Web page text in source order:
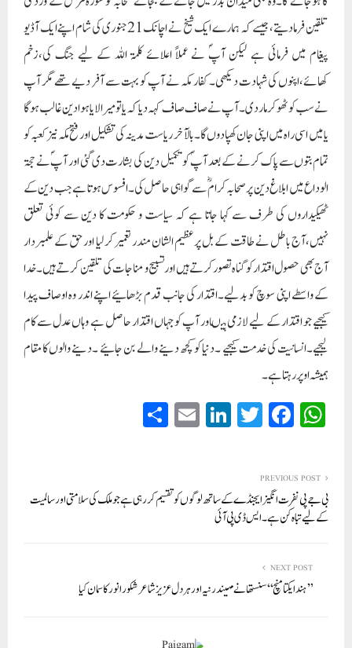
تلقین فرمادیتے ،جیسے کہ ہمارے ایک شیخ نے اچانک 21جنوری کی شام اپنے ایک آڈیو
پیغام میں فرمائی ہے لیکن آپؐ نے عملاً اعلائے کلمۃ اللہ کے لیے جنگ کی،زخم
کھائے،اپنوں کی شہادت دیکھی۔کفار مکہ نے آپ کو بہت سے آفر دیے تھے مگر آپ
نے سب کو ٹھوکر ماردی۔آپ نے صاف صاف کہہ دیا کہ یا تو میرا لایا ہوا دین غالب ہوگا
یا میں اسی راہ میں اپنی جان کھپا دوں گا۔بالآخر ریاست مدینہ کی تشکیل اور فتح مکہ نیز کعبہ کو
تمام بتوں سے پاک کرنے کے بعد آپؐ کو تکمیل دین کی بشارت دی گئی اور آپؐ نے حجۃ
الوداع میں ابلاغ دین پر صحابہ کرامؓ سے گواہی حاصل کی۔افسوس ہوتا ہے جب دین کے
ٹھیکیداروں کی طرف سے کہا جاتا ہے کہ سیاست و حکومت کا دین سے کوئی تعلق
نہیں،آج باطل نے طاقت کے بل پر عظیم الشان مندر تعمیر کرلیا اور حق کے علمبردار
آج بھی حصول اقتدار کو گناہ تصور کرتے ہیں اور تسبیح و مناجات کی تلقین کرتے ہیں۔خدا
کے واسطے اپنی سوچ کو بدلیے۔اقتدار کی جانب قدم بڑھائیے اپنے اندر وہ اوصاف پیدا
کیجیے جو اقتدار کے لیے لازمی ہیںاور آپ کوجہاں اقتدار حاصل ہے وہاں عدل سے کام
لیجیے۔انسانیت کی خدمت کیجیے ۔دنیا کو کچھ دینے والے بن جائیے ۔دینے والوں کا مقام
ہمیشہ اوپر رہتا ہے ۔
W
ha
A
pp
Fa
ce
ok
T
wi
r
Li
nk
In
E
m
PREVIOUS POST
بی جے پی نفرت انگیز ایجنڈے کے ساتھ لوگوں کو تقسیم کر رہی ہے جو ملک کی سلامتی اور سالمیت
کے لیے تباہ کن ہے۔ایس ڈی پی آئی
NEXT POST
’’ ہندایکتا منچ‘‘ سنستھا نے مہیندر نیہ اور ہر دل عزیز شاعر شکور انور کا سمان کیا